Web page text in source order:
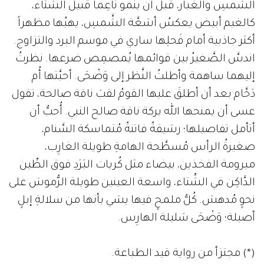
الشَّمسِ والغُبار، قبل أن ينمو ناعِماً قُبيل الشِّتاء،
كالغيم أبيض يعكسُ أشعَّة الشَّمسِ، يهبُها مظهراً
أكثر جاذبية أمام فَحلِها ساري في موسم البرد والتزاوج.
اندسَّ الصَّغيرُ بين قوائمها يُمصمِص ضرعها. نظرتُ
إليهما ساهمة وأطلتُ النَّظر إلى وَضْحَى. أحبَّتها أُم
دَحَّام بعد أن أطلقَ عليها القومُ لقبَ ناقة صالحة، تقول
عسى أن يمنحها الله بركة ناقة صالح النبي. أُحبُّ أن
أتأمل تفاصيلها؛ رشيقةٌ فاتنةٌ مُتماسكة السَّنام،
صغيرةُ الرأس مُسطَّحة الهامةِ طويلة الغارِب،
مبرومة الفخذين، بيضاء مثل كُريات البَرَدِ فوق الطِّين
الدَّاكِن في الشِّتاء، واسعة العينين طويلة الرُّموش على
نحوٍ مُدهش. كُلُّ ملمحٍ فيها يشي بأنها من سلالةِ إبلٍ
أصيلة؛ وَضْحَى سَليلة الهارِس.
(*) مجتزأ من رواية قيد الطباعة.